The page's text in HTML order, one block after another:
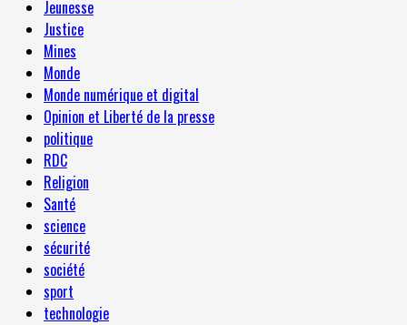
Jeunesse
Justice
Mines
Monde
Monde numérique et digital
Opinion et Liberté de la presse
politique
RDC
Religion
Santé
science
sécurité
société
sport
technologie